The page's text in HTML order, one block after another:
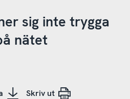
sig inte trygga
nätet
Skriv ut